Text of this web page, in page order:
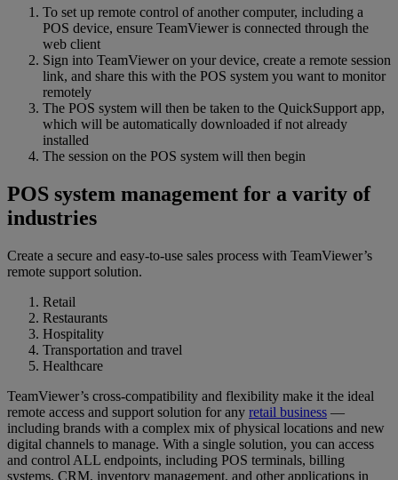
To set up remote control of another computer, including a
POS device, ensure TeamViewer is connected through the
web client
Sign into TeamViewer on your device, create a remote session
link, and share this with the POS system you want to monitor
remotely
The POS system will then be taken to the QuickSupport app,
which will be automatically downloaded if not already
installed
The session on the POS system will then begin
POS system management for a varity of
industries
Create a secure and easy-to-use sales process with TeamViewer’s
remote support solution.
Retail
Restaurants
Hospitality
Transportation and travel
Healthcare
TeamViewer’s cross-compatibility and flexibility make it the ideal
remote access and support solution for any retail business —
including brands with a complex mix of physical locations and new
digital channels to manage. With a single solution, you can access
and control ALL endpoints, including POS terminals, billing
systems, CRM, inventory management, and other applications in